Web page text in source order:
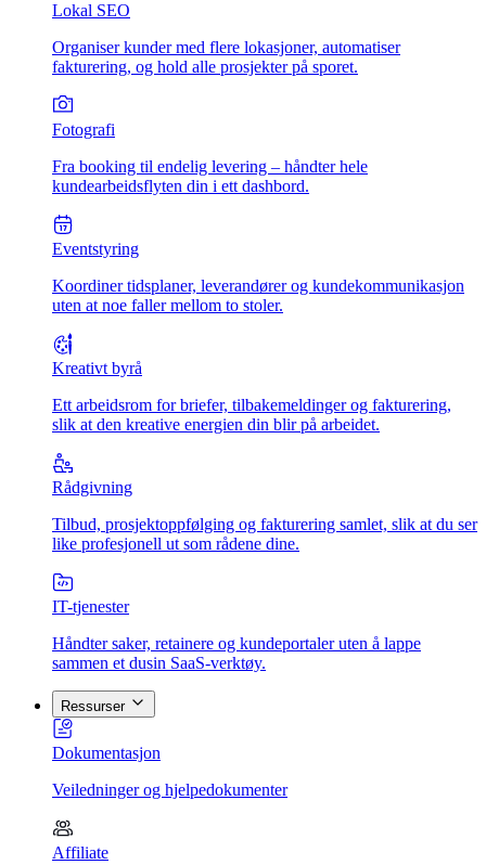
Lokal SEO
Organiser kunder med flere lokasjoner, automatiser
fakturering, og hold alle prosjekter på sporet.
Fotografi
Fra booking til endelig levering – håndter hele
kundearbeidsflyten din i ett dashbord.
Eventstyring
Koordiner tidsplaner, leverandører og kundekommunikasjon
uten at noe faller mellom to stoler.
Kreativt byrå
Ett arbeidsrom for briefer, tilbakemeldinger og fakturering,
slik at den kreative energien din blir på arbeidet.
Rådgivning
Tilbud, prosjektoppfølging og fakturering samlet, slik at du ser
like profesjonell ut som rådene dine.
IT-tjenester
Håndter saker, retainere og kundeportaler uten å lappe
sammen et dusin SaaS-verktøy.
Ressurser
Dokumentasjon
Veiledninger og hjelpedokumenter
Affiliate